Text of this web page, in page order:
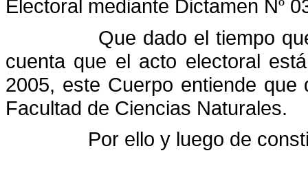
Electoral mediante Dictamen Nº
Que dado el tiempo
cuenta que el acto electoral
2005, este Cuerpo entiende
Facultad de Ciencias Naturales.
Por ello y luego de